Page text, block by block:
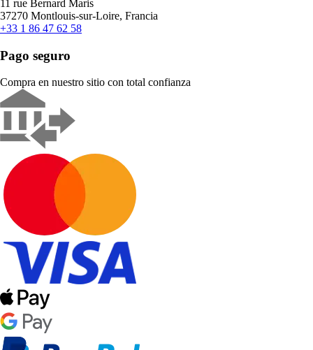
11 rue Bernard Maris
37270 Montlouis-sur-Loire, Francia
+33 1 86 47 62 58
Pago seguro
Compra en nuestro sitio con total confianza